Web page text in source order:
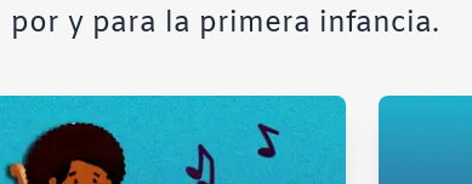
y para la primera infancia.